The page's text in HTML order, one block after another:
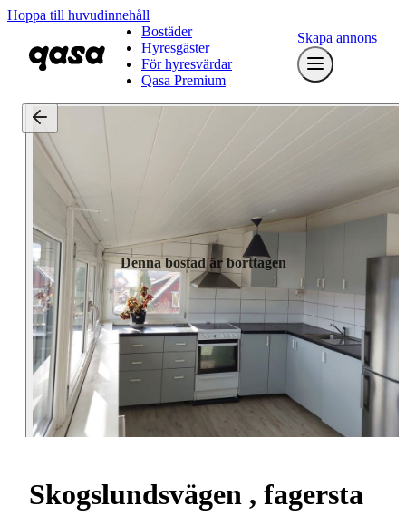
Hoppa till huvudinnehåll
Bostäder
Hyresgäster
För hyresvärdar
Qasa Premium
Skapa annons
Denna bostad är borttagen
Skogslundsvägen , fagersta